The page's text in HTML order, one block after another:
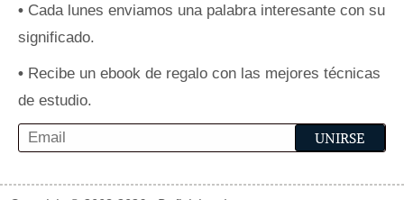
• Cada lunes enviamos una palabra interesante con su
significado.
• Recibe un ebook de regalo con las mejores técnicas
de estudio.